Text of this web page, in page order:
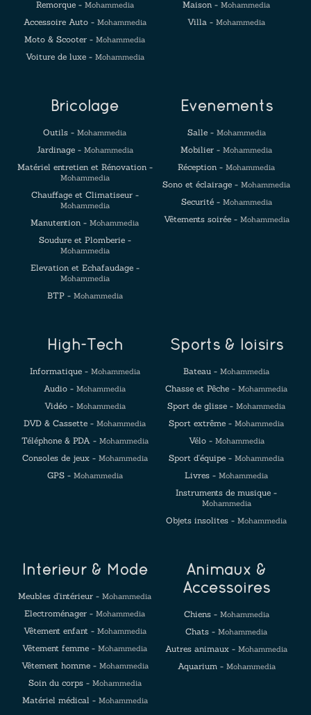
Remorque - Mohammedia
Accessoire Auto - Mohammedia
Moto & Scooter - Mohammedia
Voiture de luxe - Mohammedia
Maison - Mohammedia
Villa - Mohammedia
Bricolage
Outils - Mohammedia
Jardinage - Mohammedia
Matériel entretien et Rénovation -
Mohammedia
Chauffage et Climatiseur -
Mohammedia
Manutention - Mohammedia
Soudure et Plomberie -
Mohammedia
Elevation et Echafaudage -
Mohammedia
BTP - Mohammedia
Evenements
Salle - Mohammedia
Mobilier - Mohammedia
Réception - Mohammedia
Sono et éclairage - Mohammedia
Securité - Mohammedia
Vêtements soirée - Mohammedia
High-Tech
Informatique - Mohammedia
Audio - Mohammedia
Vidéo - Mohammedia
DVD & Cassette - Mohammedia
Téléphone & PDA - Mohammedia
Consoles de jeux - Mohammedia
GPS - Mohammedia
Sports & loisirs
Bateau - Mohammedia
Chasse et Pêche - Mohammedia
Sport de glisse - Mohammedia
Sport extrême - Mohammedia
Vélo - Mohammedia
Sport d'équipe - Mohammedia
Livres - Mohammedia
Instruments de musique -
Mohammedia
Objets insolites - Mohammedia
Intérieur & Mode
Meubles d'intérieur - Mohammedia
Electroménager - Mohammedia
Vêtement enfant - Mohammedia
Vêtement femme - Mohammedia
Vêtement homme - Mohammedia
Soin du corps - Mohammedia
Matériel médical - Mohammedia
Animaux &
Accessoires
Chiens - Mohammedia
Chats - Mohammedia
Autres animaux - Mohammedia
Aquarium - Mohammedia